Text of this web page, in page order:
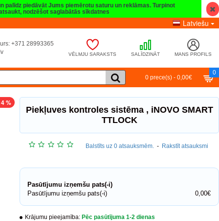
palīdz piedāvāt Jums piemērotu saturu un reklāmas. Turpinot
nodzēšot saglabātās sīkdatnes
Latviešu
+371 28993365
VĒLMJU SARAKSTS SALĪDZINĀT MANS PROFILS
0 prece(s) - 0,00€
0
%
Piekļuves kontroles sistēma , iNOVO SMART
TTLOCK
Krājumu pieejamība: Pēc pasūtījuma 1-2 dienas
Balstīts uz 0 atsauksmēm. - Rakstīt atsauksmi
Pasūtījumu izņemšu pats(-i)
Pasūtījumu izņemšu pats(-i)
0,00€